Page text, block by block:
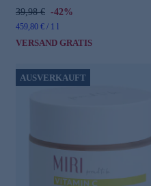
39,98 € -42%
459,80 € / 1 l
VERSAND GRATIS
AUSVERKAUFT